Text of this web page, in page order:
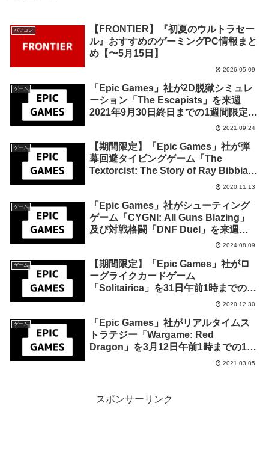
パソコン
【FRONTIER】『初夏のウルトラセー
ル』おすすめのゲーミングPC情報まと
め【〜5月15日】
2026.05.09
ゲーム
「Epic Games」社が2D脱獄シミュレ
ーション「The Escapists」を来週
2021年9月30日終日までの1週間限定で
2021.09.24
ゲーム
【期間限定】「Epic Games」社が弾
幕回避タイピングゲーム「The
Textorcist: The Story of Ray Bibbia」
2020.11.13
ゲーム
「Epic Games」社がシューティング
ゲーム「CYGNI: All Guns Blazing」
及び対戦格闘「DNF Duel」を来週
2024年8月15日終日までの期間限定で
2024.08.09
ゲーム
【期間限定】「Epic Games」社がロ
ーグライクカードゲーム
「Solitairica」を31日午前1時までの24
2020.12.30
ゲーム
「Epic Games」社がリアルタイムス
トラテジー「Wargame: Red
Dragon」を3月12日午前1時までの1週
2021.03.05
スポンサーリンク